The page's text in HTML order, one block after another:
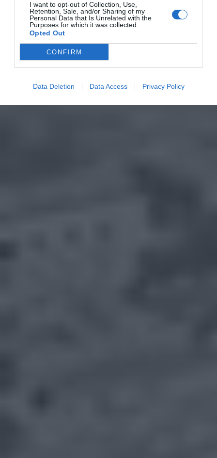
I want to opt-out of Collection, Use,
Retention, Sale, and/or Sharing of my
Personal Data that Is Unrelated with the
Purposes for which it was collected.
Opted Out
CONFIRM
Data Deletion Data Access Privacy Policy